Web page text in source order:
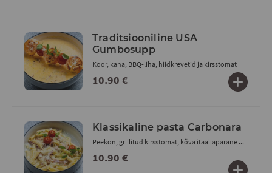
Traditsiooniline USA
Gumbosupp
10.90 €
Koor, kana, BBQ-liha, hiidkrevetid ja kirsstomat
Klassikaline pasta Carbonara
10.90 €
Peekon, grillitud kirsstomat, kõva itaaliapärane ...